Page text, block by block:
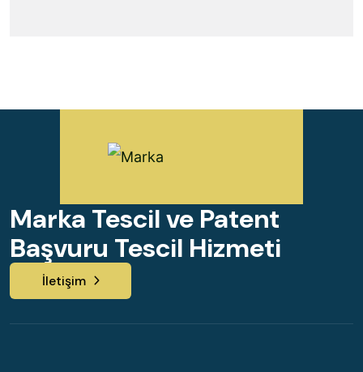
Marka Tescil ve Patent
Başvuru Tescil Hizmeti
İletişim